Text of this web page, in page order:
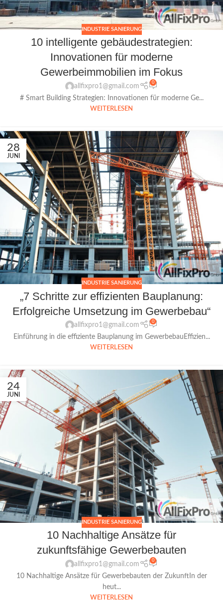
INDUSTRIE SANIERUNG
10 intelligente gebäudestrategien:
Innovationen für moderne
Gewerbeimmobilien im Fokus
allfixpro1@gmail.com
0
# Smart Building Strategien: Innovationen für moderne Ge...
WEITERLESEN
28
JUNI
INDUSTRIE SANIERUNG
„7 Schritte zur effizienten Bauplanung:
Erfolgreiche Umsetzung im Gewerbebau“
allfixpro1@gmail.com
0
Einführung in die effiziente Bauplanung im GewerbebauEffizien...
WEITERLESEN
24
JUNI
INDUSTRIE SANIERUNG
10 Nachhaltige Ansätze für
zukunftsfähige Gewerbebauten
allfixpro1@gmail.com
0
10 Nachhaltige Ansätze für Gewerbebauten der ZukunftIn der
heut...
WEITERLESEN